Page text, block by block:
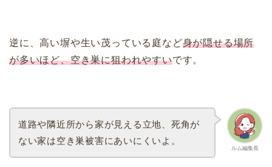
逆に、高い塀や生い茂っている庭など身が隠せる場所
が多いほど、空き巣に狙われやすいです。
ルム編集長
道路や隣近所から家が見える立地、死角が
ない家は空き巣被害にあいにくいよ。